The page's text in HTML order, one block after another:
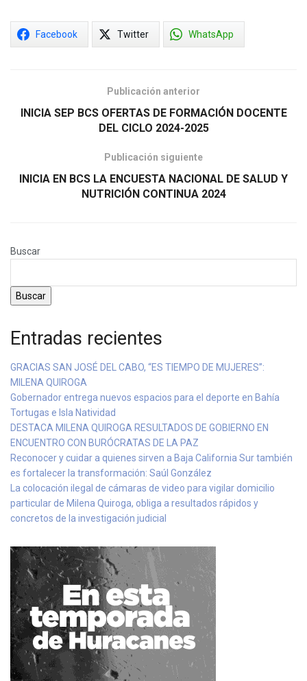
Facebook Twitter WhatsApp
Publicación anterior
INICIA SEP BCS OFERTAS DE FORMACIÓN DOCENTE
DEL CICLO 2024-2025
Publicación siguiente
INICIA EN BCS LA ENCUESTA NACIONAL DE SALUD Y
NUTRICIÓN CONTINUA 2024
Buscar
Buscar
Entradas recientes
GRACIAS SAN JOSÉ DEL CABO, “ES TIEMPO DE MUJERES”:
MILENA QUIROGA
Gobernador entrega nuevos espacios para el deporte en Bahía
Tortugas e Isla Natividad
DESTACA MILENA QUIROGA RESULTADOS DE GOBIERNO EN
ENCUENTRO CON BURÓCRATAS DE LA PAZ
Reconocer y cuidar a quienes sirven a Baja California Sur también
es fortalecer la transformación: Saúl González
La colocación ilegal de cámaras de video para vigilar domicilio
particular de Milena Quiroga, obliga a resultados rápidos y
concretos de la investigación judicial